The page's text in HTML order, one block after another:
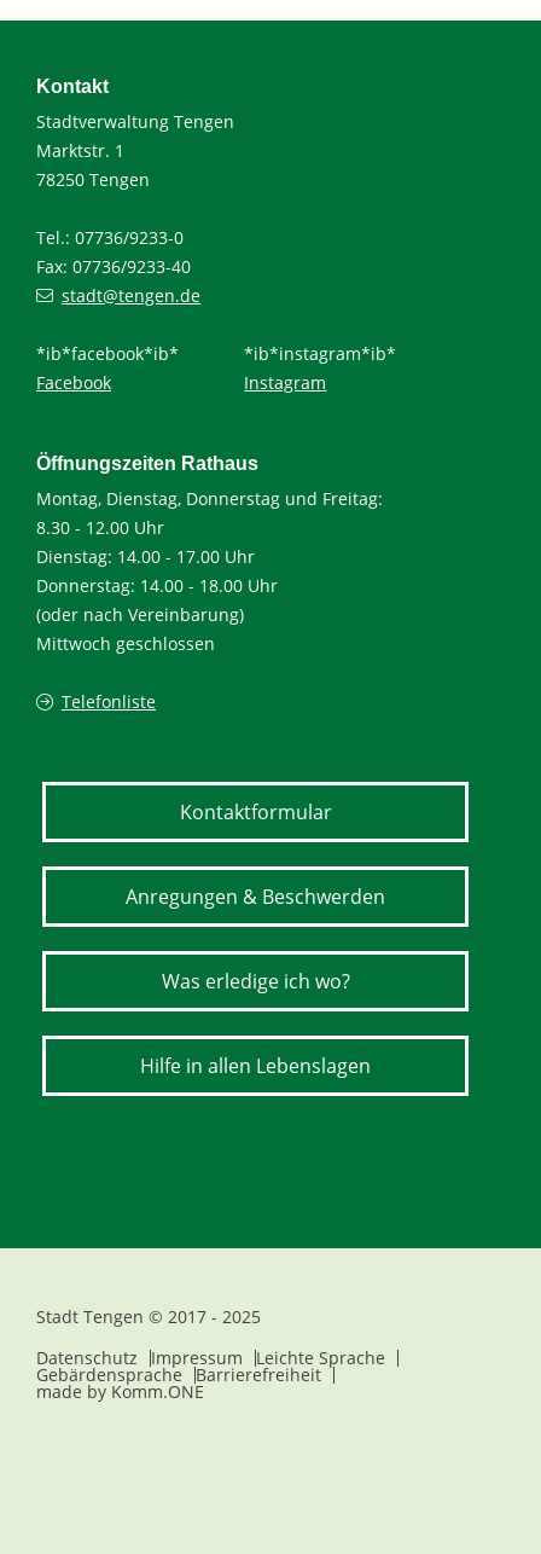
Kontakt
Stadtverwaltung Tengen
Marktstr. 1
78250 Tengen
Tel.: 07736/9233-0
Fax: 07736/9233-40
stadt@tengen.de
*ib*facebook*ib*
Facebook
*ib*instagram*ib*
Instagram
Öffnungszeiten Rathaus
Montag, Dienstag, Donnerstag und Freitag:
8.30 - 12.00 Uhr
Dienstag: 14.00 - 17.00 Uhr
Donnerstag: 14.00 - 18.00 Uhr
(oder nach Vereinbarung)
Mittwoch geschlossen
Telefonliste
Kontaktformular
Anregungen & Beschwerden
Was erledige ich wo?
Hilfe in allen Lebenslagen
Stadt Tengen © 2017 - 2025
Datenschutz
Impressum Leichte Sprache
Gebärdensprache Barrierefreiheit
made by Komm.ONE